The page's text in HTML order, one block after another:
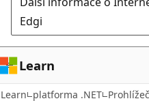
Edgi
Learn
Learn platforma .NET